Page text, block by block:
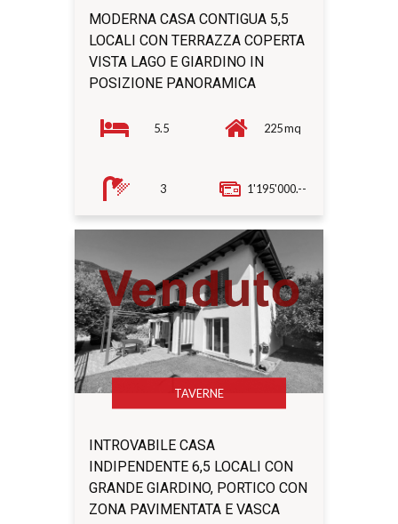
MODERNA CASA CONTIGUA 5,5
LOCALI CON TERRAZZA COPERTA
VISTA LAGO E GIARDINO IN
POSIZIONE PANORAMICA
1'195'000.--
5.5 225 mq
3
TAVERNE
INTROVABILE CASA
INDIPENDENTE 6,5 LOCALI CON
GRANDE GIARDINO, PORTICO CON
ZONA PAVIMENTATA E VASCA